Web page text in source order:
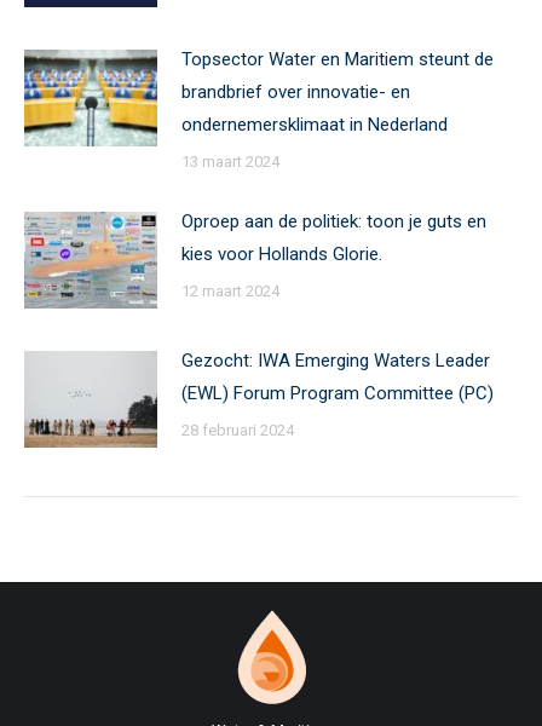
Topsector Water en Maritiem steunt de
brandbrief over innovatie- en
ondernemersklimaat in Nederland
13 maart 2024
Oproep aan de politiek: toon je guts en
kies voor Hollands Glorie.
12 maart 2024
Gezocht: IWA Emerging Waters Leader
(EWL) Forum Program Committee (PC)
28 februari 2024